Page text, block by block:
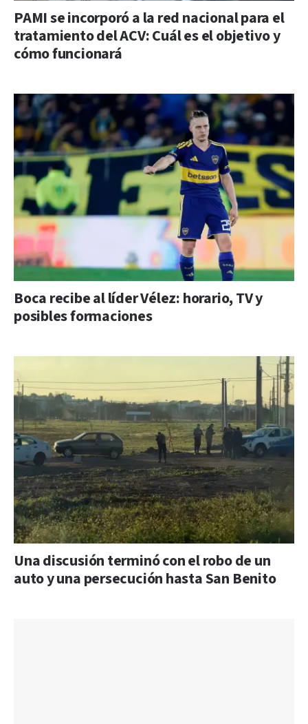
PAMI se incorporó a la red nacional para el
tratamiento del ACV: Cuál es el objetivo y
cómo funcionará
Boca recibe al líder Vélez: horario, TV y
posibles formaciones
Una discusión terminó con el robo de un
auto y una persecución hasta San Benito